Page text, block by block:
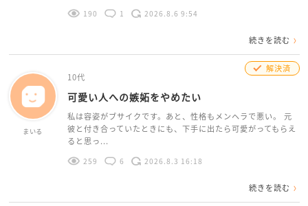
190 1 2026.8.6 9:54
続きを読む
まいる
解決済
10代
可愛い人への嫉妬をやめたい
私は容姿がブサイクです。あと、性格もメンヘラで悪い。 元
彼と付き合っていたときにも、下手に出たら可愛がってもらえ
ると思っ...
259 6 2026.8.3 16:18
続きを読む